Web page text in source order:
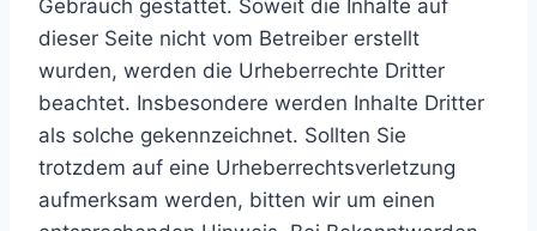
Gebrauch gestattet. Soweit die Inhalte auf
dieser Seite nicht vom Betreiber erstellt
wurden, werden die Urheberrechte Dritter
beachtet. Insbesondere werden Inhalte Dritter
als solche gekennzeichnet. Sollten Sie
trotzdem auf eine Urheberrechtsverletzung
aufmerksam werden, bitten wir um einen